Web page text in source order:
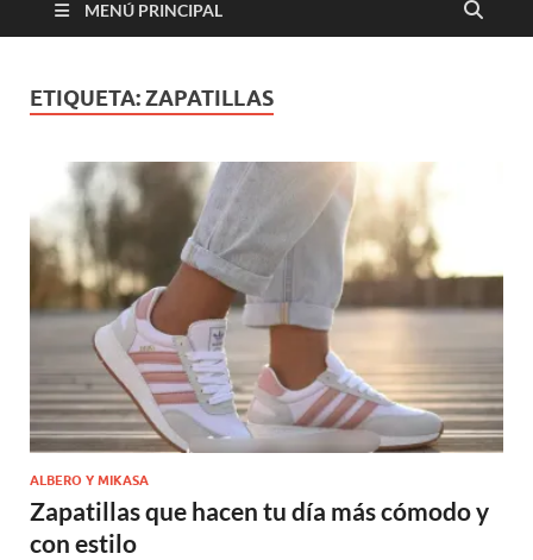
MENÚ PRINCIPAL
ETIQUETA:ZAPATILLAS
ALBERO Y MIKASA
Zapatillas que hacen tu día más cómodo y
con estilo